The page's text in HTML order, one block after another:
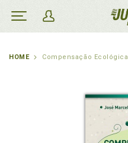
HOME Compensação Ecológica